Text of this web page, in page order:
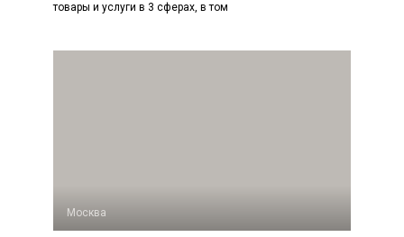
товары и услуги в 3 сферах, в том
Москва